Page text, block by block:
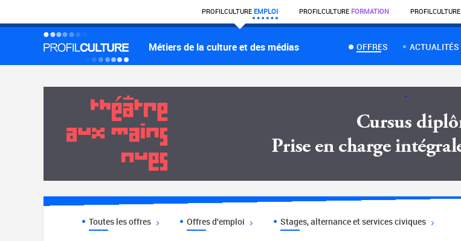
PROFILCULTURE EMPLOI PROFILCULTURE FORMATION PROFILCULTURE
Métiers de la culture et des médias OFFRES ACTUALITÉS
Toutes les offres Offres d'emploi Stages, alternance et services civiques